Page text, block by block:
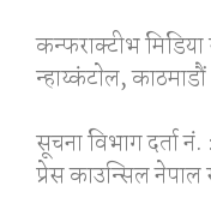
कन्फराक्टीभ
न्हाय्कंटाेल, काठमाडाैं
सूचना विभाग दर्ता
प्रेस काउन्सिल